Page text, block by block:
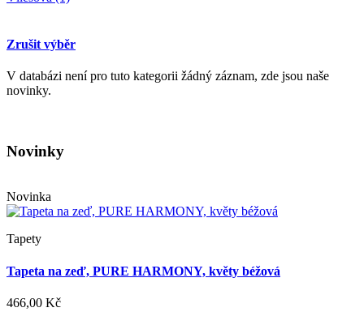
Zrušit výběr
V databázi není pro tuto kategorii žádný záznam, zde jsou naše
novinky.
Novinky
Novinka
Tapety
Tapeta na zeď, PURE HARMONY, květy béžová
466,00 Kč